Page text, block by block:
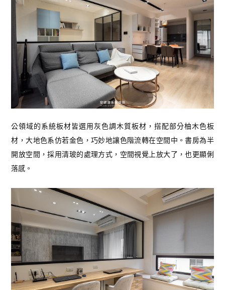
公領域的系統板材皆選用灰色調木質板材，搭配部分柚木色板
材，大地色系仿若金色，巧妙地讓色階流轉在空間中。書房為半
開放空間，採用清玻的處理方式，空間視覺上放大了，也更顯俐
落感。